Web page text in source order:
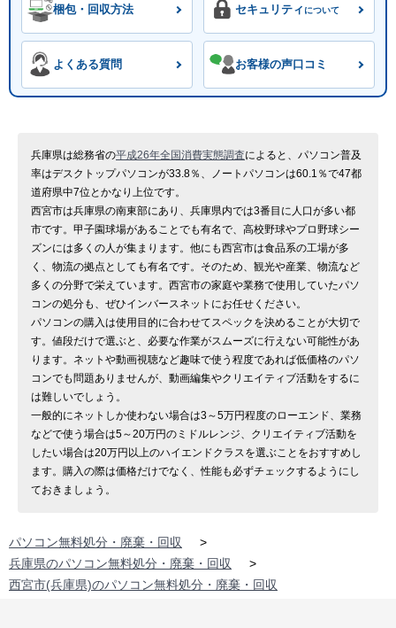
梱包・回収方法 セキュリティ について
よくある質問 お客様の声口コミ
兵庫県は総務省の平成26年全国消費実態調査によると、パソコン普及
率はデスクトップパソコンが33.8％、ノートパソコンは60.1％で47都
道府県中7位とかなり上位です。
西宮市は兵庫県の南東部にあり、兵庫県内では3番目に人口が多い都
市です。甲子園球場があることでも有名で、高校野球やプロ野球シー
ズンには多くの人が集まります。他にも西宮市は食品系の工場が多
く、物流の拠点としても有名です。そのため、観光や産業、物流など
多くの分野で栄えています。西宮市の家庭や業務で使用していたパソ
コンの処分も、ぜひインバースネットにお任せください。
パソコンの購入は使用目的に合わせてスペックを決めることが大切で
す。値段だけで選ぶと、必要な作業がスムーズに行えない可能性があ
ります。ネットや動画視聴など趣味で使う程度であれば低価格のパソ
コンでも問題ありませんが、動画編集やクリエイティブ活動をするに
は難しいでしょう。
一般的にネットしか使わない場合は3～5万円程度のローエンド、業務
などで使う場合は5～20万円のミドルレンジ、クリエイティブ活動を
したい場合は20万円以上のハイエンドクラスを選ぶことをおすすめし
ます。購入の際は価格だけでなく、性能も必ずチェックするようにし
ておきましょう。
パソコン無料処分・廃棄・回収
>
兵庫県のパソコン無料処分・廃棄・回収
>
西宮市(兵庫県)のパソコン無料処分・廃棄・回収